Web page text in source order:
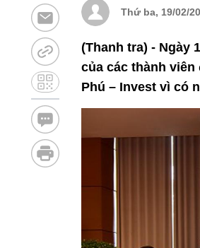
Thứ ba, 19/02/
(Thanh tra) - Ngày
của các thành viên
Phú – Invest vì có